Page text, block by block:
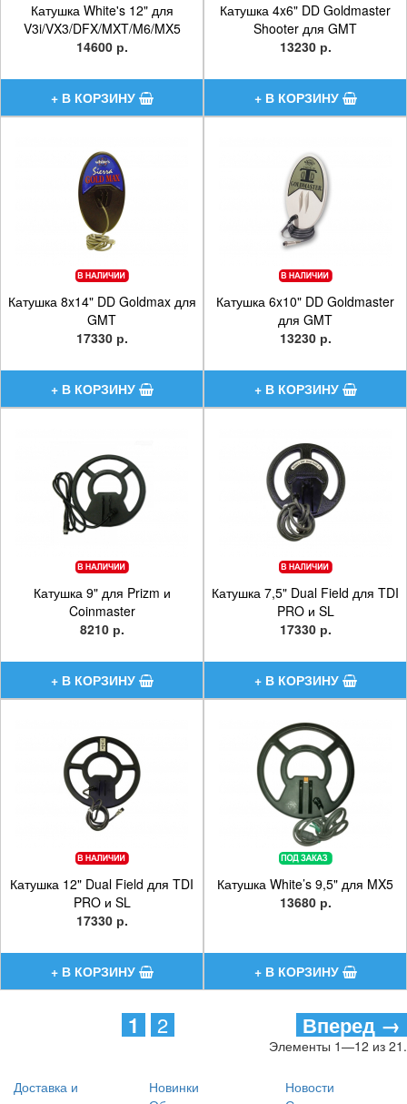
Катушка White's 12" для
V3i/VX3/DFX/MXT/M6/MX5
14600 р.
Катушка 4x6" DD Goldmaster
Shooter для GMT
13230 р.
Катушка 8x14" DD Goldmax для
GMT
17330 р.
Катушка 6x10" DD Goldmaster
для GMT
13230 р.
Катушка 9" для Prizm и
Coinmaster
8210 р.
Катушка 7,5" Dual Field для TDI
PRO и SL
17330 р.
Катушка 12" Dual Field для TDI
PRO и SL
17330 р.
Катушка White’s 9,5" для MX5
13680 р.
1 2 Вперед →
Элементы 1—12 из 21.
Доставка и
Новинки
Новости